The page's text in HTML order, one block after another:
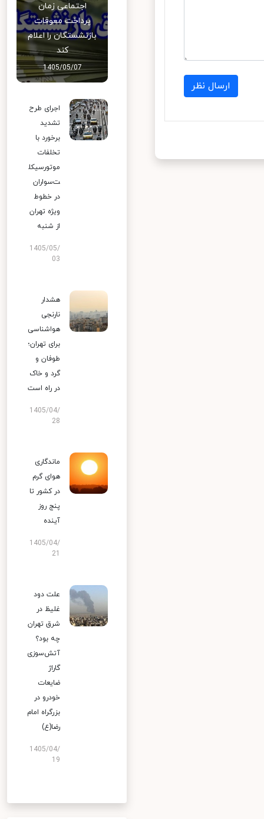
ارسال نظر
اجتماعی زمان
پرداخت معوقات
بازنشستگان را اعلام
کند
1405/05/07
اجرای طرح
تشدید
برخورد با
تخلفات
موتورسیکل
ت‌سواران
در خطوط
ویژه تهران
از شنبه
1405/05/
03
هشدار
نارنجی
هواشناسی
برای تهران؛
طوفان و
گرد و خاک
در راه است
1405/04/
28
ماندگاری
هوای گرم
در کشور تا
پنج روز
آینده
1405/04/
علت دود
غلیظ در
شرق تهران
چه بود؟
آتش‌سوزی
گاراژ
ضایعات
خودرو در
بزرگراه امام
رضا(ع)
1405/04/
19